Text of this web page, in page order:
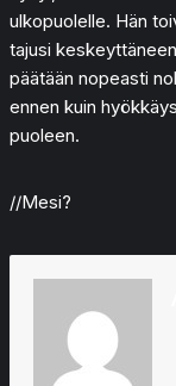
ulkopuolelle. Hän
tajusi
päätään nopeasti
ennen kuin
puoleen.
//Mesi?